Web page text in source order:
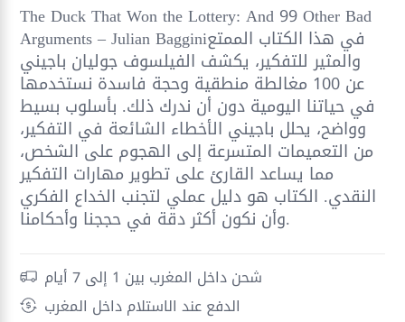
The Duck That Won the Lottery: And 99 Other Bad
Arguments – Julian Bagginiفي هذا الكتاب الممتع
والمثير للتفكير، يكشف الفيلسوف جوليان باجيني
عن 100 مغالطة منطقية وحجة فاسدة نستخدمها
في حياتنا اليومية دون أن ندرك ذلك. بأسلوب بسيط
وواضح، يحلل باجيني الأخطاء الشائعة في التفكير،
من التعميمات المتسرعة إلى الهجوم على الشخص،
مما يساعد القارئ على تطوير مهارات التفكير
النقدي. الكتاب هو دليل عملي لتجنب الخداع الفكري
وأن نكون أكثر دقة في حججنا وأحكامنا.
شحن داخل المغرب بين 1 إلى 7 أيام
الدفع عند الاستلام داخل المغرب